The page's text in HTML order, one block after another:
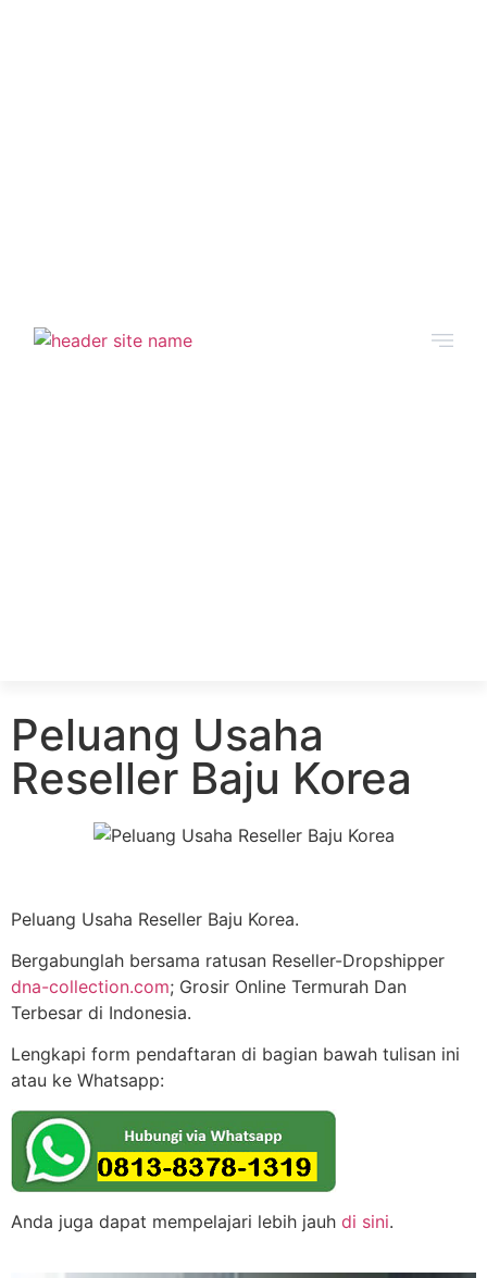
Peluang Usaha
Reseller Baju Korea
Peluang Usaha Reseller Baju Korea.
Bergabunglah bersama ratusan Reseller-Dropshipper
dna-collection.com; Grosir Online Termurah Dan
Terbesar di Indonesia.
Lengkapi form pendaftaran di bagian bawah tulisan ini
atau ke Whatsapp:
Anda juga dapat mempelajari lebih jauh di sini.